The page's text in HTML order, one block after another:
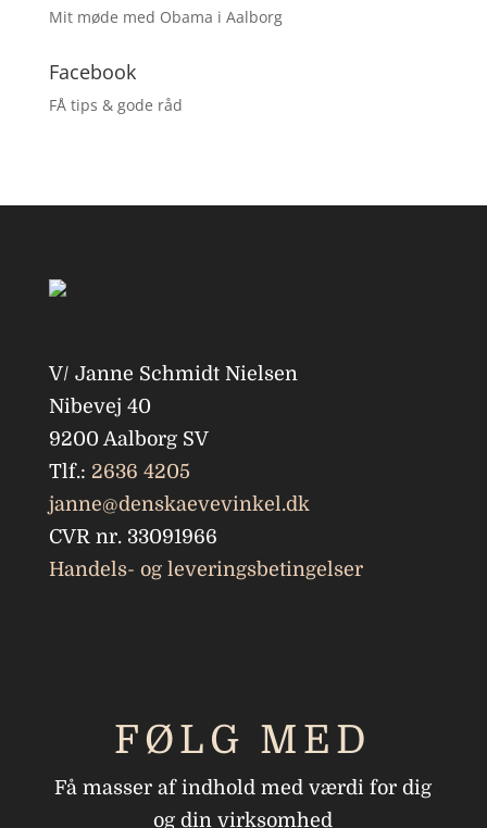
Mit møde med Obama i Aalborg
Facebook
FÅ tips & gode råd
V/ Janne Schmidt Nielsen
Nibevej 40
9200 Aalborg SV
Tlf.: 2636 4205
janne@denskaevevinkel.dk
CVR nr. 33091966
Handels- og leveringsbetingelser
FØLG MED
Få masser af indhold med værdi for dig
og din virksomhed